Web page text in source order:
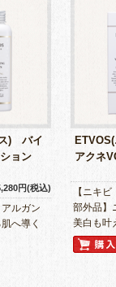
) バイ
ョン
円(税込)
アルガン
へ導く
アクネ
【ニキ
部外品】
美白も叶